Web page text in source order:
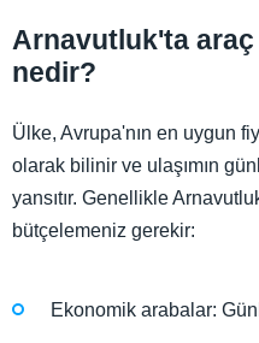
Arnavutluk'ta araç
nedir?
Ülke, Avrupa'nın en uygun
olarak bilinir ve ulaşımın
yansıtır. Genellikle
bütçelemeniz gerekir:
Ekonomik arabalar: